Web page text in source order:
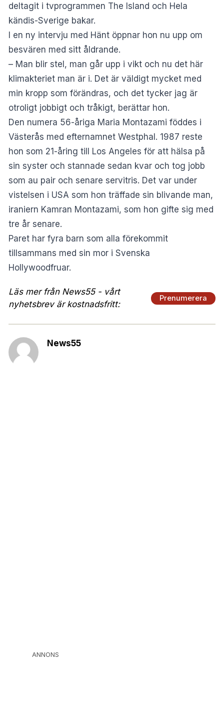
deltagit i tvprogrammen The Island och Hela
kändis-Sverige bakar.
I en ny intervju med Hänt öppnar hon nu upp om
besvären med sitt åldrande.
– Man blir stel, man går upp i vikt och nu det här
klimakteriet man är i. Det är väldigt mycket med
min kropp som förändras, och det tycker jag är
otroligt jobbigt och tråkigt, berättar hon.
Den numera 56-åriga Maria Montazami föddes i
Västerås med efternamnet Westphal. 1987 reste
hon som 21-åring till Los Angeles för att hälsa på
sin syster och stannade sedan kvar och tog jobb
som au pair och senare servitris. Det var under
vistelsen i USA som hon träffade sin blivande man,
iraniern Kamran Montazami, som hon gifte sig med
tre år senare.
Paret har fyra barn som alla förekommit
tillsammans med sin mor i Svenska
Hollywoodfruar.
Läs mer från News55 - vårt
nyhetsbrev är kostnadsfritt:
Prenumerera
News55
ANNONS